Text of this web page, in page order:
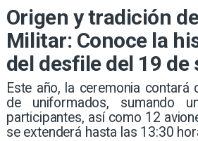
Origen y tradición
Militar: Conoce la
del desfile del 19
Este año, la ceremonia contará
de uniformados, sumando
participantes, así como 12
se extenderá hasta las 13:30